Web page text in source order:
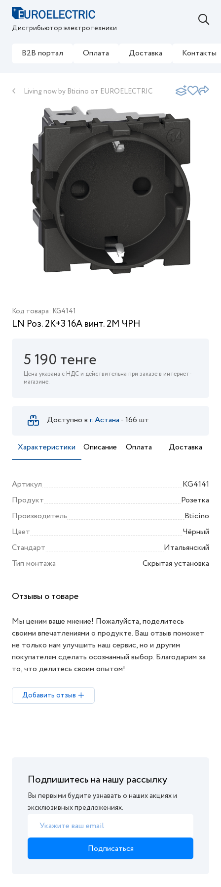
Дистрибьютор электротехники
B2B портал Оплата Доставка Контакты
Living now by Bticino от EUROELECTRIC
Код товара: KG4141
LN Роз. 2К+З 16А винт. 2М ЧРН
5 190 тенге
Цена указана с НДС и действительна при заказе в интернет-
магазине.
Доступно в г. Астана - 166 шт
Характеристики Описание Оплата Доставка
Артикул
KG4141
Продукт
Розетка
Производитель
Bticino
Цвет
Чёрный
Стандарт
Итальянский
Тип монтажа
Скрытая установка
Отзывы о товаре
Мы ценим ваше мнение! Пожалуйста, поделитесь
своими впечатлениями о продукте. Ваш отзыв поможет
не только нам улучшить наш сервис, но и другим
покупателям сделать осознанный выбор. Благодарим за
то, что делитесь своим опытом!
Добавить отзыв
Подпишитесь на нашу рассылку
Вы первыми будите узнавать о наших акциях и
эксклюзивных предложениях.
Подписаться